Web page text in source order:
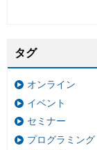
タグ
オンライン
イベント
セミナー
プログラミング